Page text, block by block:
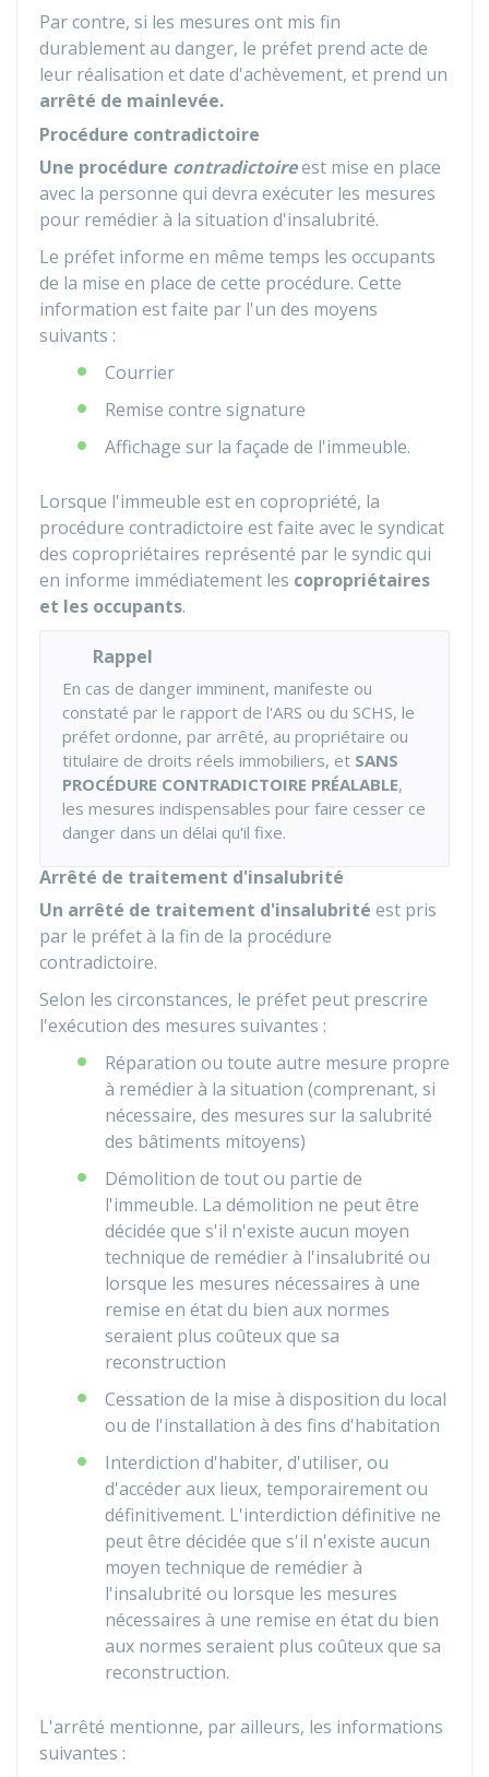
Par contre, si les mesures ont mis fin
durablement au danger, le préfet prend acte de
leur réalisation et date d'achèvement, et prend un
arrêté de mainlevée.
Procédure contradictoire
Une procédure contradictoireest mise en place
avec la personne qui devra exécuter les mesures
pour remédier à la situation d'insalubrité.
Le préfet informe en même temps les occupants
de la mise en place de cette procédure. Cette
information est faite par l'un des moyens
suivants :
Courrier
Remise contre signature
Affichage sur la façade de l'immeuble.
Lorsque l'immeuble est en copropriété, la
procédure contradictoire est faite avec le syndicat
des copropriétaires représenté par le syndic qui
en informe immédiatement les copropriétaires
et les occupants.
Rappel
En cas de danger imminent, manifeste ou
constaté par le rapport de l'ARS ou du SCHS, le
préfet ordonne, par arrêté, au propriétaire ou
titulaire de droits réels immobiliers, et SANS
PROCÉDURE CONTRADICTOIRE PRÉALABLE,
les mesures indispensables pour faire cesser ce
danger dans un délai qu'il fixe.
Arrêté de traitement d'insalubrité
Un arrêté de traitement d'insalubrité est pris
par le préfet à la fin de la procédure
contradictoire.
Selon les circonstances, le préfet peut prescrire
l'exécution des mesures suivantes :
Réparation ou toute autre mesure propre
à remédier à la situation (comprenant, si
nécessaire, des mesures sur la salubrité
des bâtiments mitoyens)
Démolition de tout ou partie de
l'immeuble. La démolition ne peut être
décidée que s'il n'existe aucun moyen
technique de remédier à l'insalubrité ou
lorsque les mesures nécessaires à une
remise en état du bien aux normes
seraient plus coûteux que sa
reconstruction
Cessation de la mise à disposition du local
ou de l'installation à des fins d'habitation
Interdiction d'habiter, d'utiliser, ou
d'accéder aux lieux, temporairement ou
définitivement. L'interdiction définitive ne
peut être décidée que s'il n'existe aucun
moyen technique de remédier à
l'insalubrité ou lorsque les mesures
nécessaires à une remise en état du bien
aux normes seraient plus coûteux que sa
reconstruction.
L'arrêté mentionne, par ailleurs, les informations
suivantes :